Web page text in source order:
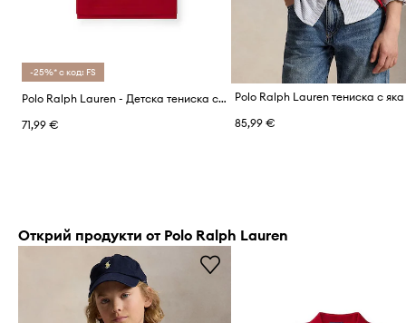
-25%* с код: FS
Polo Ralph Lauren - Детска тениска с яка 110-128 cm
71,99 €
85,99 €
Открий продукти от Polo Ralph Lauren